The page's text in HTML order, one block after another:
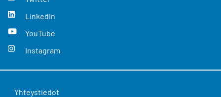
LinkedIn
YouTube
Instagram
Yhteystiedot